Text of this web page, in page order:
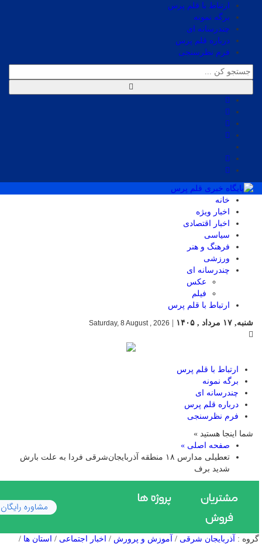
ارتباط با قلم پرس
برگه نمونه
چندرسانه ای
درباره قلم پرس
فرم نظرسنجی
خانه
اخبار ویژه
اخبار اقتصادی
سیاسی
فرهنگ و هنر
ورزشی
چندرسانه ای
عکس
فیلم
ارتباط با قلم پرس
شنبه, ۱۷ مرداد , ۱۴۰۵
Saturday, 8 August , 2026
ارتباط با قلم پرس
برگه نمونه
چندرسانه ای
درباره قلم پرس
فرم نظرسنجی
شما اینجا هستید »
صفحه اصلی »
تعطیلی مدارس ۱۸ منطقه آذربایجان‌شرقی فردا به علت بارش
شدید برف
گروه : آذربایجان شرقی / آموزش و پرورش / اخبار اجتماعی / استان ها /